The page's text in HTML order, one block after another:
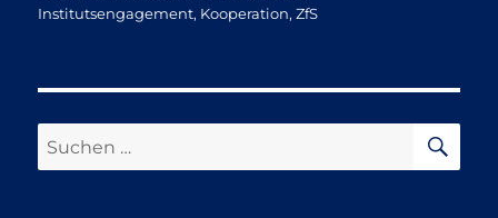
Institutsengagement, Kooperation,ZfS
Suchen
nach: